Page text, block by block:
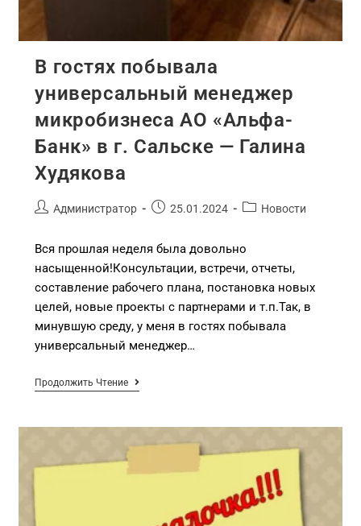
В гостях побывала
универсальный менеджер
микробизнеса АО «Альфа-
Банк» в г. Сальске — Галина
Худякова
Администратор 25.01.2024 Новости
Вся прошлая неделя была довольно
насыщенной!Консультации, встречи, отчеты,
составление рабочего плана, постановка новых
целей, новые проекты с партнерами и т.п.Так, в
минувшую среду, у меня в гостях побывала
универсальный менеджер…
Продолжить Чтение